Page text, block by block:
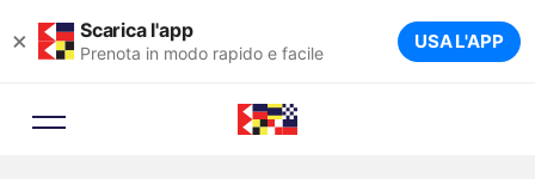
× Scarica l'app
Prenota in modo rapido e facile USA L'APP